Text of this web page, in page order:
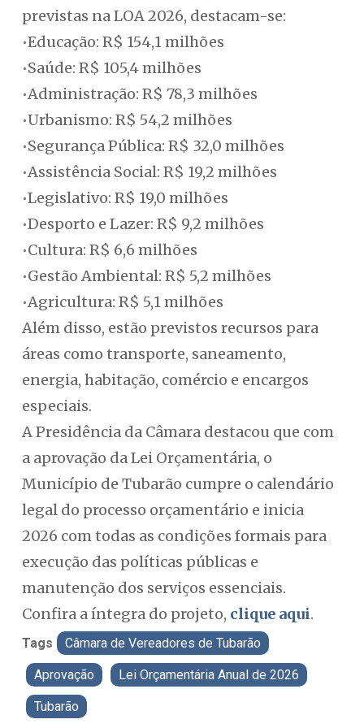
previstas na LOA 2026, destacam-se:
•Educação: R$ 154,1 milhões
•Saúde: R$ 105,4 milhões
•Administração: R$ 78,3 milhões
•Urbanismo: R$ 54,2 milhões
•Segurança Pública: R$ 32,0 milhões
•Assistência Social: R$ 19,2 milhões
•Legislativo: R$ 19,0 milhões
•Desporto e Lazer: R$ 9,2 milhões
•Cultura: R$ 6,6 milhões
•Gestão Ambiental: R$ 5,2 milhões
•Agricultura: R$ 5,1 milhões
Além disso, estão previstos recursos para
áreas como transporte, saneamento,
energia, habitação, comércio e encargos
especiais.
A Presidência da Câmara destacou que com
a aprovação da Lei Orçamentária, o
Município de Tubarão cumpre o calendário
legal do processo orçamentário e inicia
2026 com todas as condições formais para
execução das políticas públicas e
manutenção dos serviços essenciais.
Confira a íntegra do projeto, clique aqui.
Tags Câmara de Vereadores de Tubarão
Aprovação Lei Orçamentária Anual de 2026
Tubarão